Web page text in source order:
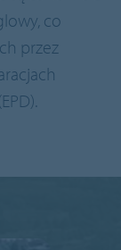
co
przez